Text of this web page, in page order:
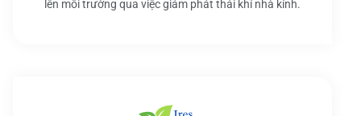
lên môi trường qua việc giảm phát thải khí nhà kính.